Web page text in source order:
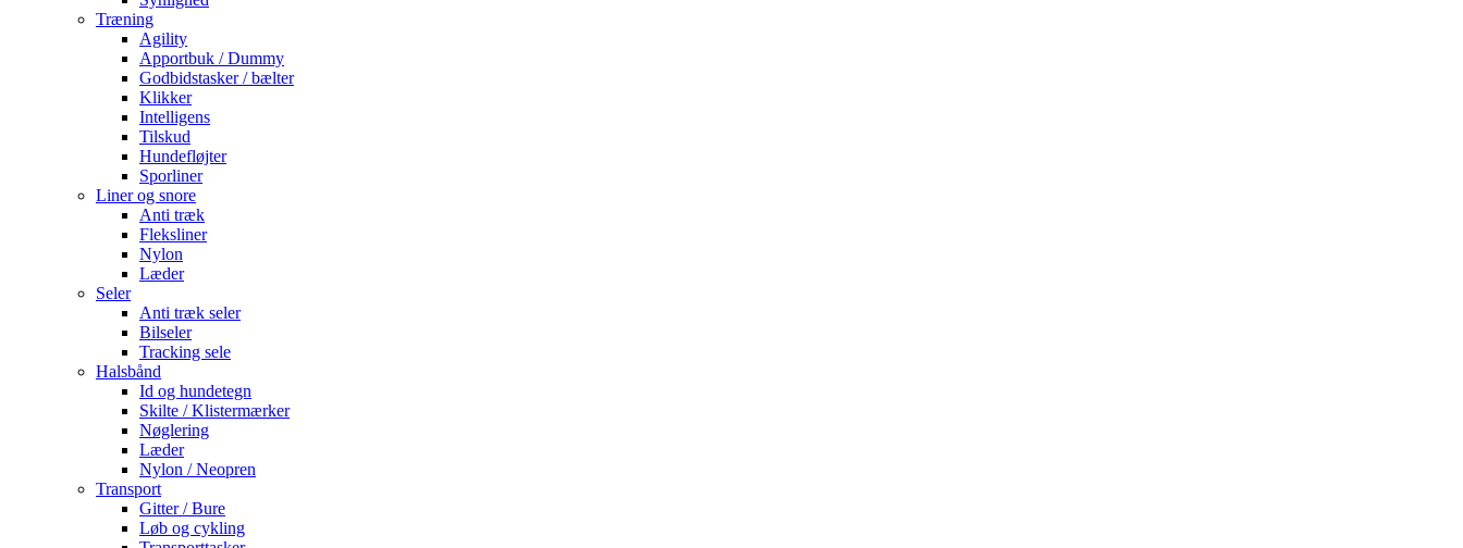
Træning
Agility
Apportbuk / Dummy
Godbidstasker / bælter
Klikker
Intelligens
Tilskud
Hundefløjter
Sporliner
Liner og snore
Anti træk
Fleksliner
Nylon
Læder
Seler
Anti træk seler
Bilseler
Tracking sele
Halsbånd
Id og hundetegn
Skilte / Klistermærker
Nøglering
Læder
Nylon / Neopren
Transport
Gitter / Bure
Løb og cykling